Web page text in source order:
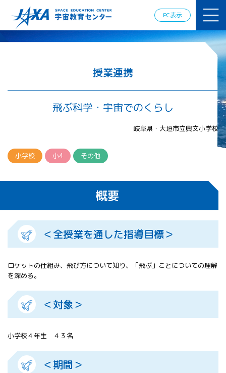
PC表示
ミー
ロスペース
情報の発
信
宇宙を活用
した教育実
践例
体験的学
習機会の
APRSAF（ア
ジア太平洋
地域宇宙機
関会議）宇
宙教育 for
All 分科会
APRSAF宇宙
分科会 年次
APRSAFポス
授業連携
飛ぶ科学・宇宙でのくらし
岐阜県・大垣市立興文小学校
小学校 小4 その他
概要
＜全授業を通した指導目標＞
ロケットの仕組み、飛び方について知り、「飛ぶ」ことについての理解
を深める。
＜対象＞
小学校４年生 ４３名
＜期間＞